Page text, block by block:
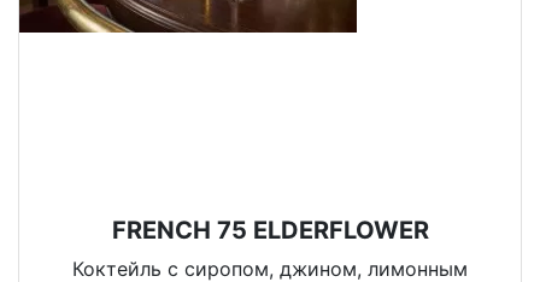
FRENCH 75 ELDERFLOWER
Коктейль с сиропом, джином, лимонным